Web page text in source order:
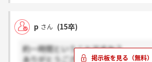
p さん (15卒)
約一時間ということですか？
ありがとうございました！！